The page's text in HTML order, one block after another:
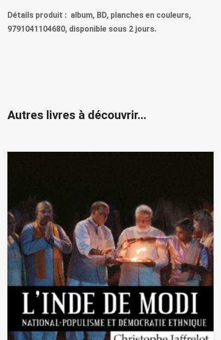
Détails produit : album, BD, planches en couleurs,
9791041104680, disponible sous 2 jours.
Autres livres à découvrir...